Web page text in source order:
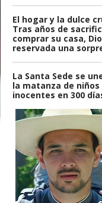
El hogar y la dulce
Tras años de
comprar su casa,
reservada una
La Santa Sede se
la matanza de niños
inocentes en 300